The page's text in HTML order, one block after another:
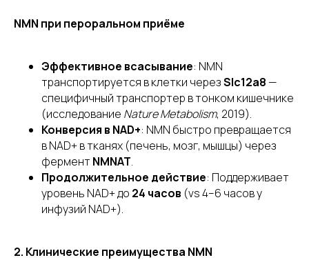
NMN при пероральном приёме
Эффективное всасывание: NMN
транспортируется в клетки черезSlc12a8 —
специфичный транспортер в тонком кишечнике
(исследование Nature Metabolism, 2019).
Конверсия в NAD+: NMN быстро превращается
в NAD+ в тканях (печень, мозг, мышцы) через
ферментNMNAT.
Продолжительное действие: Поддерживает
уровень NAD+ до 24 часов (vs 4–6 часов у
инфузий NAD+).
2. Клинические преимущества NMN